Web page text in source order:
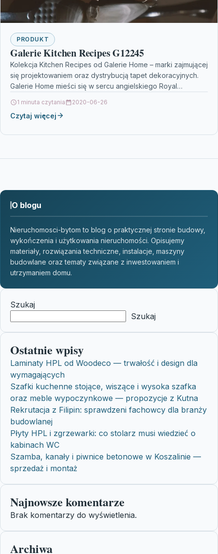
PRODUKT
Galerie Kitchen Recipes G12245
Kolekcja Kitchen Recipes od Galerie Home – marki zajmującej
się projektowaniem oraz dystrybucją tapet dekoracyjnych.
Galerie Home mieści się w sercu angielskiego Royal
1 minuta czytania 2020-06-26
Czytaj więcej
O blogu
Nieruchomosci-bytom to blog o praktycznej stronie budowy,
wykończenia i użytkowania nieruchomości. Opisujemy
materiały, rozwiązania techniczne, instalacje, maszyny
budowlane oraz tematy związane z inwestowaniem i
utrzymaniem domu.
Szukaj
Szukaj
Ostatnie wpisy
Laminaty HPL od Woodeco — trwałość i design dla
wymagających
Szafki kuchenne stojące, wiszące i wysoka szafka
oraz meble wypoczynkowe — propozycje z Kutna
Rekrutacja z Filipin: sprawdzeni fachowcy dla branży
budowlanej
Płyty HPL i zgrzewarki: co stolarz musi wiedzieć o
kabinach WC
Szamba, kanały i piwnice betonowe w Koszalinie —
sprzedaż i montaż
Najnowsze komentarze
Brak komentarzy do wyświetlenia.
Archiwa